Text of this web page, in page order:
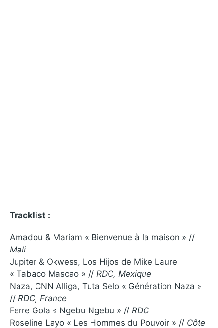
Tracklist :
Amadou & Mariam « Bienvenue à la maison » //
Mali
Jupiter & Okwess, Los Hijos de Mike Laure
« Tabaco Mascao » // RDC, Mexique
Naza, CNN Alliga, Tuta Selo « Génération Naza »
// RDC, France
Ferre Gola « Ngebu Ngebu » // RDC
Roseline Layo « Les Hommes du Pouvoir » // Côte